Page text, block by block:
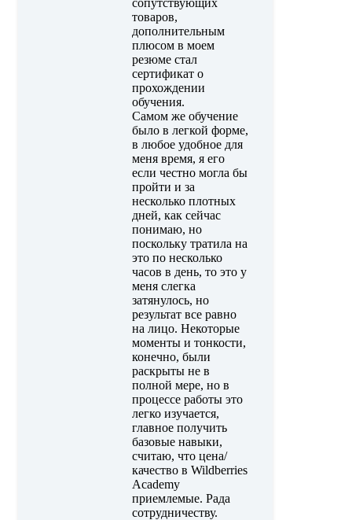
товаров,
дополнительным
плюсом в моем
резюме стал
сертификат о
прохождении
обучения.
Самом же обучение
было в легкой форме,
в любое удобное для
меня время, я его
если честно могла бы
пройти и за
несколько плотных
дней, как сейчас
понимаю, но
поскольку тратила на
это по несколько
часов в день, то это у
меня слегка
затянулось, но
результат все равно
на лицо. Некоторые
моменты и тонкости,
конечно, были
раскрыты не в
полной мере, но в
процессе работы это
легко изучается,
главное получить
базовые навыки,
считаю, что цена/
качество в Wildberries
Academy
приемлемые. Рада
сотрудничеству.